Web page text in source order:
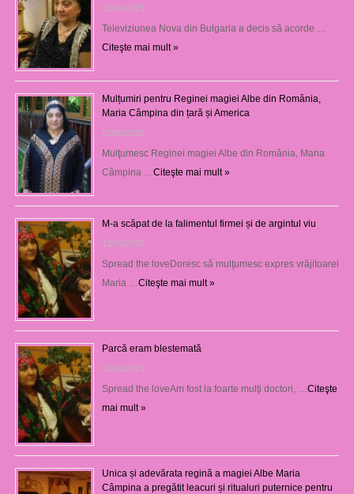
23/05/2025
Televiziunea Nova din Bulgaria a decis să acorde …
Citeşte mai mult »
Mulțumiri pentru Reginei magiei Albe din România,
Maria Câmpina din țară și America
22/05/2025
Mulţumesc Reginei magiei Albe din România, Maria
Câmpina …Citeşte mai mult »
M-a scăpat de la falimentul firmei și de argintul viu
13/03/2025
Spread the loveDoresc să mulţumesc expres vrăjitoarei
Maria …Citeşte mai mult »
Parcă eram blestemată
12/03/2025
Spread the loveAm fost la foarte mulţi doctori, …Citeşte
mai mult »
Unica și adevărata regină a magiei Albe Maria
Câmpina a pregătit leacuri și ritualuri puternice pentru